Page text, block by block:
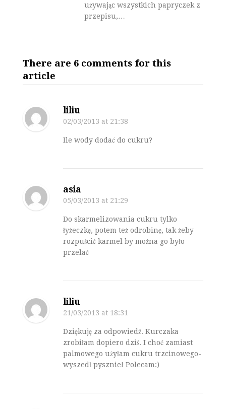
używając wszystkich papryczek z
przepisu,…
There are 6 comments for this
article
liliu
02/03/2013 at 21:38
Ile wody dodać do cukru?
asia
05/03/2013 at 21:29
Do skarmelizowania cukru tylko
łyżeczkę, potem też odrobinę, tak żeby
rozpuścić karmel by można go było
przelać
liliu
21/03/2013 at 18:31
Dziękuję za odpowiedź. Kurczaka
zrobiłam dopiero dziś. I choć zamiast
palmowego użyłam cukru trzcinowego-
wyszedł pysznie! Polecam:)